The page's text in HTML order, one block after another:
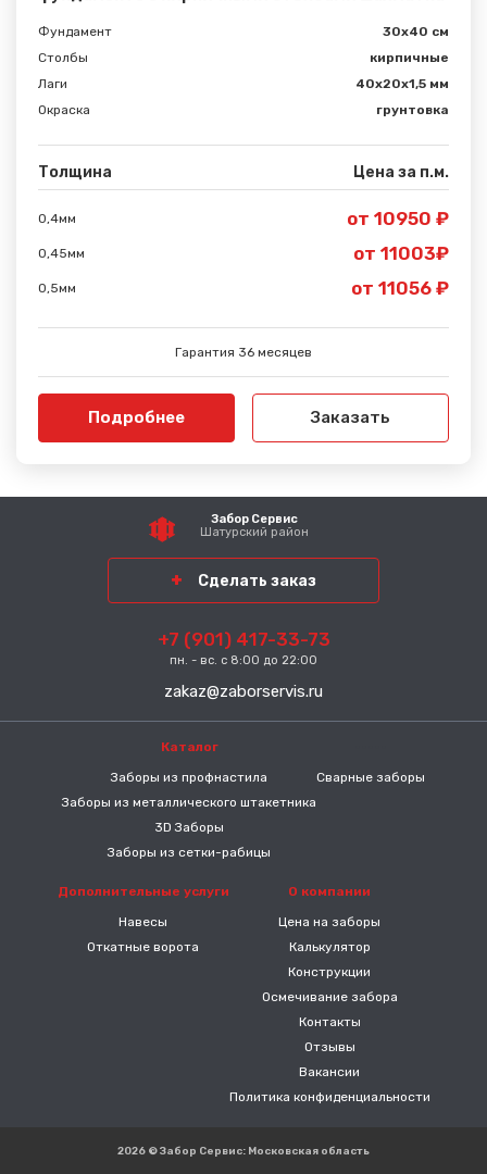
Фундамент
30x40 см
Столбы
кирпичные
Лаги
40х20х1,5 мм
Окраска
грунтовка
Толщина Цена за п.м.
0,4мм от 10950 ₽
0,45мм от 11003₽
0,5мм от 11056 ₽
Гарантия 36 месяцев
Подробнее Заказать
Забор Сервис
Шатурский район
Сделать заказ
+7 (901) 417-33-73
пн. - вс. с 8:00 до 22:00
zakaz@zaborservis.ru
Каталог
Заборы из профнастила
Заборы из металлического штакетника
3D Заборы
Заборы из сетки-рабицы
Сварные заборы
Дополнительные услуги
Навесы
Откатные ворота
О компании
Цена на заборы
Калькулятор
Конструкции
Осмечивание забора
Контакты
Отзывы
Вакансии
Политика конфиденциальности
2026 © Забор Сервис: Московская область